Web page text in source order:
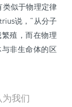
类似于物理定律
说，“从分子
殖，而在物理
非生命体的区
我们